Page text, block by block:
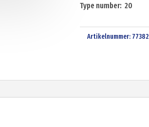
Type number: 20
Artikelnummer: 77382